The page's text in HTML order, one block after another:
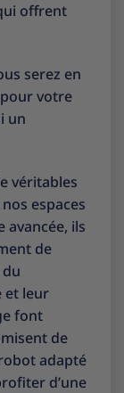
offrent
serez en
votre
un
véritables
espaces
avancée, ils
de
et leur
font
de
adapté
d’une